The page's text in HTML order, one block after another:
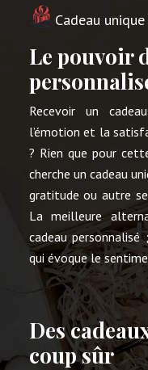
Cadeau unique
Le pouvoir
Recevoir un
l’émotion et la
? Rien que pour
cherche un cadeau
gratitude ou autre
La meilleure
cadeau
qui évoque le
Des
coup sûr